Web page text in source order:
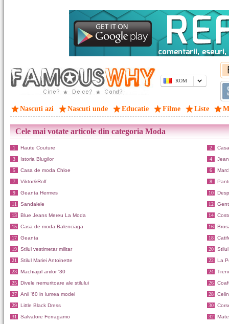
ROM
Nascuti azi Nascuti unde Educatie Filme Liste
Cele mai votate articole din categoria Moda
1 Haute Couture 2
3
Istoria Blugilor 4
5
Casa de moda Chloe 6
7
Viktor&Rolf 8
9
Geanta Hermes 10
11
Sandalele 12
13
Blue Jeans Mereu La Moda 14
15
Casa de moda Balenciaga 16
17
Geanta 18
19
Stilul vestimetar militar 20
21
Stilul Mariei Antoinette 22
La
23
Machiajul anilor '30 24
25
Divele nemuritoare ale stilului 26
27
Anii '60 in lumea modei 28
29
Little Black Dress 30
31
Salvatore Ferragamo 32